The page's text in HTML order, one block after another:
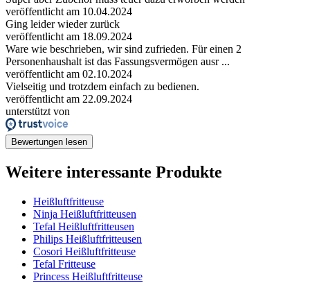
veröffentlicht am 10.04.2024
Ging leider wieder zurück
veröffentlicht am 18.09.2024
Ware wie beschrieben, wir sind zufrieden. Für einen 2
Personenhaushalt ist das Fassungsvermögen ausr ...
veröffentlicht am 02.10.2024
Vielseitig und trotzdem einfach zu bedienen.
veröffentlicht am 22.09.2024
unterstützt von
Bewertungen lesen
Weitere interessante Produkte
Heißluftfritteuse
Ninja Heißluftfritteusen
Tefal Heißluftfritteusen
Philips Heißluftfritteusen
Cosori Heißluftfritteuse
Tefal Fritteuse
Princess Heißluftfritteuse